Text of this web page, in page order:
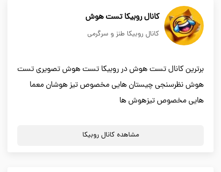
کانال روبیکا تست هوش
کانال روبیکا طنز و سرگرمی
برترین کانال تست هوش در روبیکا تست هوش تصویری تست
هوش نظرسنجی چیستان هایی مخصوص تیز هوشان معما
هایی مخصوص تیزهوش ها
مشاهده کانال روبیکا